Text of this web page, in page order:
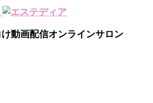
動画配信オンラインサロン